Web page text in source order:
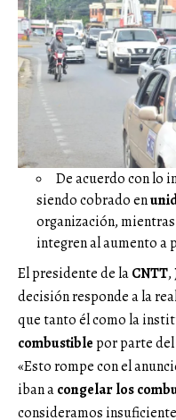
De acuerdo con lo
siendo cobrado en
organización,
integren al aumento a
El presidente de laCNTT,
decisión responde a la
que tanto él como la
combustiblepor parte del
«Esto rompe con el
iban acongelar los
consideramos